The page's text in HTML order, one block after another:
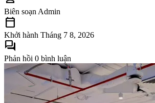
Biên soạn Admin
calendar_today
Khởi hành Tháng 7 8, 2026
forum
Phản hồi 0 bình luận